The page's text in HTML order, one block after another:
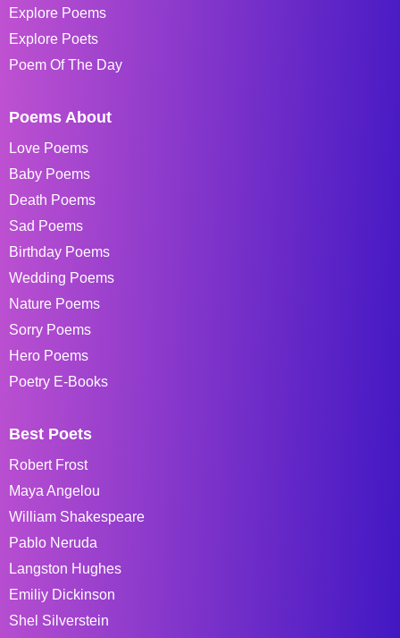
Explore Poems
Explore Poets
Poem Of The Day
Poems About
Love Poems
Baby Poems
Death Poems
Sad Poems
Birthday Poems
Wedding Poems
Nature Poems
Sorry Poems
Hero Poems
Poetry E-Books
Best Poets
Robert Frost
Maya Angelou
William Shakespeare
Pablo Neruda
Langston Hughes
Emiliy Dickinson
Shel Silverstein